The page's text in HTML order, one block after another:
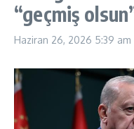
“geçmiş
Haziran 26, 2026 5:39 am